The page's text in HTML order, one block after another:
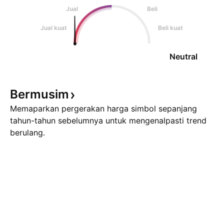
Jual
Beli
Jual kuat Beli kuat
Neutral
Bermusim
Memaparkan pergerakan harga simbol sepanjang
tahun-tahun sebelumnya untuk mengenalpasti trend
berulang.